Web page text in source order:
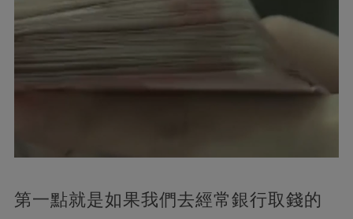
第一點就是如果我們去經常銀行取錢的